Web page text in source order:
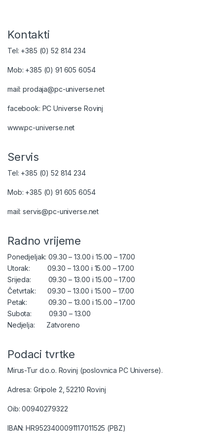
Kontakti
Tel: +385 (0) 52 814 234
Mob: +385 (0) 91 605 6054
mail: prodaja@pc-universe.net
facebook: PC Universe Rovinj
www.pc-universe.net
Servis
Tel: +385 (0) 52 814 234
Mob: +385 (0) 91 605 6054
mail: servis@pc-universe.net
Radno vrijeme
Ponedjeljak: 09.30 – 13.00 i 15.00 – 17.00
Utorak: 09.30 – 13.00 i 15.00 – 17.00
Srijeda: 09.30 – 13.00 i 15.00 – 17.00
Četvrtak: 09.30 – 13.00 i 15.00 – 17.00
Petak: 09.30 – 13.00 i 15.00 – 17.00
Subota: 09.30 – 13.00
Nedjelja: Zatvoreno
Podaci tvrtke
Mirus-Tur d.o.o. Rovinj (poslovnica PC Universe).
Adresa: Gripole 2, 52210 Rovinj
Oib: 00940279322
IBAN: HR9523400091117011525 (PBZ)